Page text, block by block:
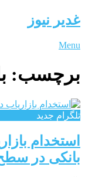
غدیر نیوز
Menu
برچسب:
تلگرام جدید
استخدام
بانکی در